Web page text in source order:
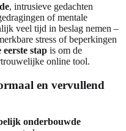
, intrusieve gedachten
of mentale
veel tijd in beslag nemen –
stress of beperkingen
eerste stap is om de
online tool.
en vervullend
onderbouwde